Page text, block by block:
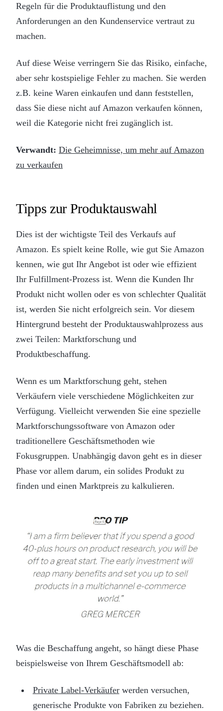
Regeln für die Produktauflistung und den
Anforderungen an den Kundenservice vertraut zu
machen.
Auf diese Weise verringern Sie das Risiko, einfache,
aber sehr kostspielige Fehler zu machen. Sie werden
z.B. keine Waren einkaufen und dann feststellen,
dass Sie diese nicht auf Amazon verkaufen können,
weil die Kategorie nicht frei zugänglich ist.
Verwandt: Die Geheimnisse, um mehr auf Amazon
zu verkaufen
Tipps zur Produktauswahl
Dies ist der wichtigste Teil des Verkaufs auf
Amazon. Es spielt keine Rolle, wie gut Sie Amazon
kennen, wie gut Ihr Angebot ist oder wie effizient
Ihr Fulfillment-Prozess ist. Wenn die Kunden Ihr
Produkt nicht wollen oder es von schlechter Qualität
ist, werden Sie nicht erfolgreich sein. Vor diesem
Hintergrund besteht der Produktauswahlprozess aus
zwei Teilen: Marktforschung und
Produktbeschaffung.
Wenn es um Marktforschung geht, stehen
Verkäufern viele verschiedene Möglichkeiten zur
Verfügung. Vielleicht verwenden Sie eine spezielle
Marktforschungssoftware von Amazon oder
traditionellere Geschäftsmethoden wie
Fokusgruppen. Unabhängig davon geht es in dieser
Phase vor allem darum, ein solides Produkt zu
finden und einen Marktpreis zu kalkulieren.
Was die Beschaffung angeht, so hängt diese Phase
beispielsweise von Ihrem Geschäftsmodell ab:
Private Label-Verkäuferwerden versuchen,
generische Produkte von Fabriken zu beziehen.